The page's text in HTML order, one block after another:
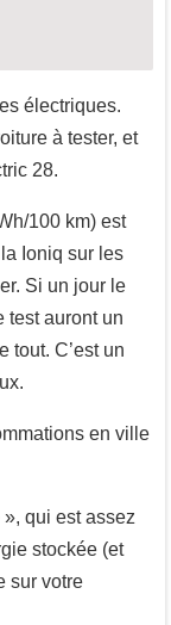
électriques.
à tester, et
28.
100 km) est
Ioniq sur les
Si un jour le
test auront un
tout. C’est un
en ville
qui est assez
stockée (et
sur votre